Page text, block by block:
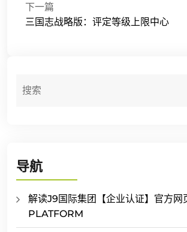
下一篇
三国志战略版：评定等级上限中心
导航
解读J9国际集团【企业认证】官方网
PLATFORM